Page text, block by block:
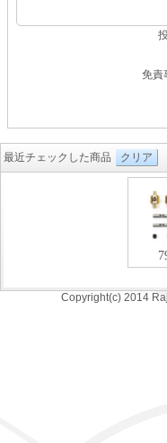
免責
最近チェックした商品 クリア
Copyright(c) 2014